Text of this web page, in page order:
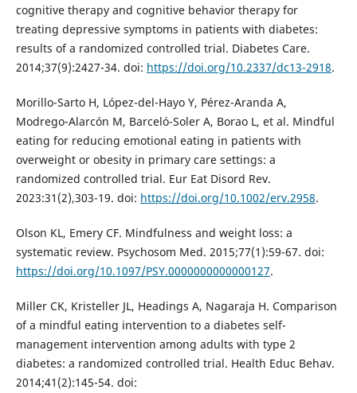
cognitive therapy and cognitive behavior therapy for
treating depressive symptoms in patients with diabetes:
results of a randomized controlled trial. Diabetes Care.
2014;37(9):2427-34. doi: https://doi.org/10.2337/dc13-2918.
Morillo-Sarto H, López-del-Hayo Y, Pérez-Aranda A,
Modrego-Alarcón M, Barceló-Soler A, Borao L, et al. Mindful
eating for reducing emotional eating in patients with
overweight or obesity in primary care settings: a
randomized controlled trial. Eur Eat Disord Rev.
2023:31(2),303-19. doi: https://doi.org/10.1002/erv.2958.
Olson KL, Emery CF. Mindfulness and weight loss: a
systematic review. Psychosom Med. 2015;77(1):59-67. doi:
https://doi.org/10.1097/PSY.0000000000000127.
Miller CK, Kristeller JL, Headings A, Nagaraja H. Comparison
of a mindful eating intervention to a diabetes self-
management intervention among adults with type 2
diabetes: a randomized controlled trial. Health Educ Behav.
2014;41(2):145-54. doi: